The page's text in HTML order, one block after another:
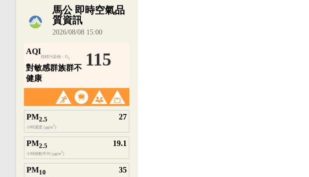
內嵌空氣品質小工具為視覺預覽，完整即時空氣品質資料請開啟